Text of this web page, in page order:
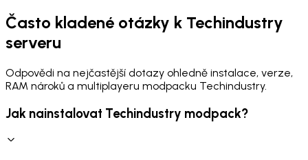
Často kladené otázky k Techindustry
serveru
Odpovědi na nejčastější dotazy ohledně instalace, verze,
RAM nároků a multiplayeru modpacku Techindustry.
Jak nainstalovat Techindustry modpack?